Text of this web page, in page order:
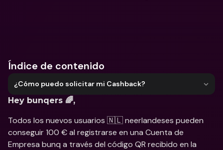
Índice de contenido
¿Cómo puedo solicitar mi Cashback?
Hey bunqers 🌈,
Todos los nuevos usuarios 🇳🇱 neerlandeses pueden
conseguir 100 € al registrarse en una Cuenta de
Empresa bunq a través del código QR recibido en la